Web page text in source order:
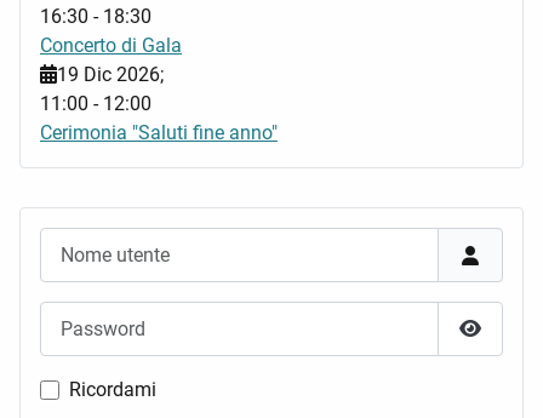
Mostra
Ricordami
16:30 - 18:30
Concerto di Gala
19 Dic 2026;
11:00 - 12:00
Cerimonia "Saluti fine anno"